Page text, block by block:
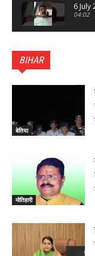
6 July
04:02
का
बेतिया
तस्कर
00:39
रक्सौल
00:58
बेतिया
BIHAR
बेतिया
मोतिहारी